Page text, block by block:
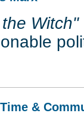
Witch"
&